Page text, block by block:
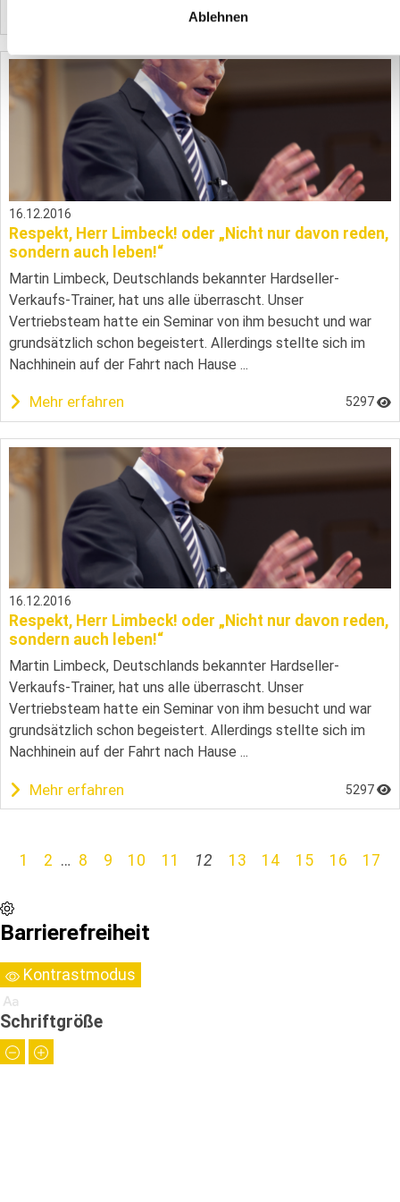
Ablehnen
16.12.2016
Respekt, Herr Limbeck! oder „Nicht nur davon reden,
sondern auch leben!“
Martin Limbeck, Deutschlands bekannter Hardseller-
Verkaufs-Trainer, hat uns alle überrascht. Unser
Vertriebsteam hatte ein Seminar von ihm besucht und war
grundsätzlich schon begeistert. Allerdings stellte sich im
Nachhinein auf der Fahrt nach Hause ...
Mehr erfahren 5297
16.12.2016
Respekt, Herr Limbeck! oder „Nicht nur davon reden,
sondern auch leben!“
Martin Limbeck, Deutschlands bekannter Hardseller-
Verkaufs-Trainer, hat uns alle überrascht. Unser
Vertriebsteam hatte ein Seminar von ihm besucht und war
grundsätzlich schon begeistert. Allerdings stellte sich im
Nachhinein auf der Fahrt nach Hause ...
Mehr erfahren 5297
1 2 … 8 9 10 11 12 13 14 15 16 17
Barrierefreiheit
Kontrastmodus
Schriftgröße